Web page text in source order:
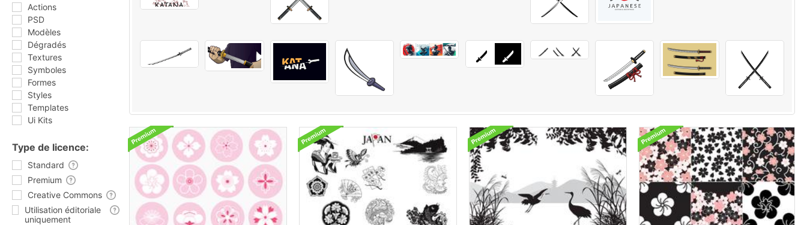
Actions
PSD
Modèles
Dégradés
Textures
Symboles
Formes
Styles
Templates
Ui Kits
Type de licence:
Standard
Premium
Creative Commons
Utilisation éditoriale
uniquement